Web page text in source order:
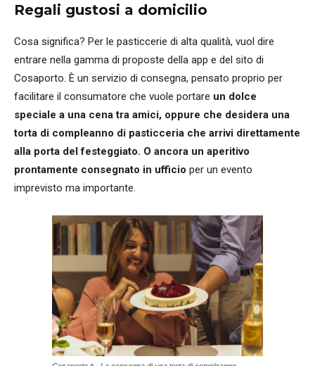
Regali gustosi a domicilio
Cosa significa? Per le pasticcerie di alta qualità, vuol dire
entrare nella gamma di proposte della app e del sito di
Cosaporto. È un servizio di consegna, pensato proprio per
facilitare il consumatore che vuole portare un dolce
speciale a una cena tra amici, oppure che desidera una
torta di compleanno di pasticceria che arrivi direttamente
alla porta del festeggiato. O ancora un aperitivo
prontamente consegnato in ufficio per un evento
imprevisto ma importante.